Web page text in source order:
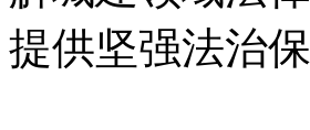
提供坚强法治保